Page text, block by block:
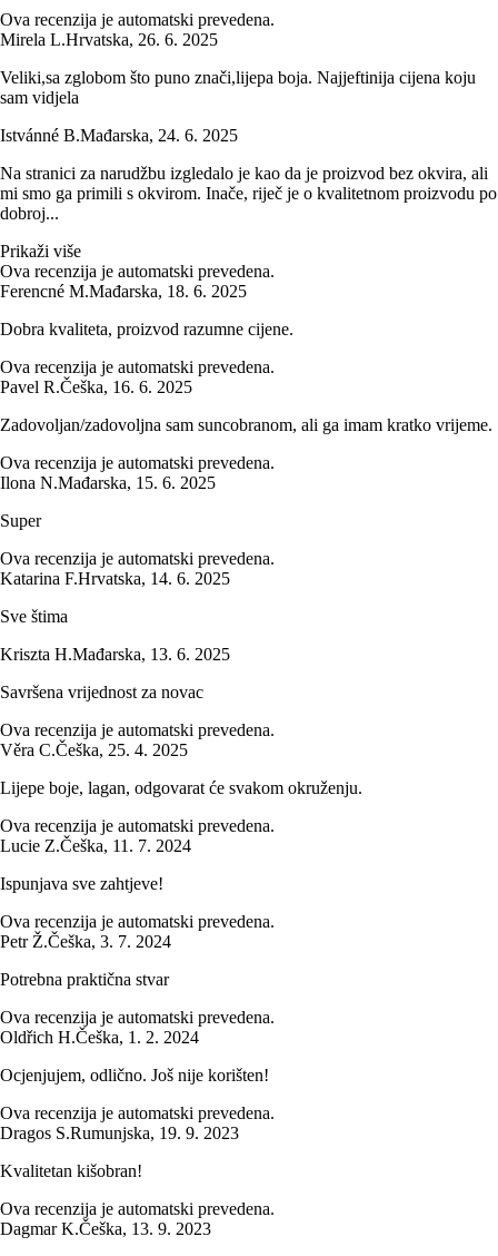
Ova recenzija je automatski prevedena.
Mirela L.Hrvatska, 26. 6. 2025
Veliki,sa zglobom što puno znači,lijepa boja. Najjeftinija cijena koju
sam vidjela
Istvánné B.Mađarska, 24. 6. 2025
Na stranici za narudžbu izgledalo je kao da je proizvod bez okvira, ali
mi smo ga primili s okvirom. Inače, riječ je o kvalitetnom proizvodu po
dobroj...
Prikaži više
Ova recenzija je automatski prevedena.
Ferencné M.Mađarska, 18. 6. 2025
Dobra kvaliteta, proizvod razumne cijene.
Ova recenzija je automatski prevedena.
Pavel R.Češka, 16. 6. 2025
Zadovoljan/zadovoljna sam suncobranom, ali ga imam kratko vrijeme.
Ova recenzija je automatski prevedena.
Ilona N.Mađarska, 15. 6. 2025
Super
Ova recenzija je automatski prevedena.
Katarina F.Hrvatska, 14. 6. 2025
Sve štima
Kriszta H.Mađarska, 13. 6. 2025
Savršena vrijednost za novac
Ova recenzija je automatski prevedena.
Věra C.Češka, 25. 4. 2025
Lijepe boje, lagan, odgovarat će svakom okruženju.
Ova recenzija je automatski prevedena.
Lucie Z.Češka, 11. 7. 2024
Ispunjava sve zahtjeve!
Ova recenzija je automatski prevedena.
Petr Ž.Češka, 3. 7. 2024
Potrebna praktična stvar
Ova recenzija je automatski prevedena.
Oldřich H.Češka, 1. 2. 2024
Ocjenjujem, odlično. Još nije korišten!
Ova recenzija je automatski prevedena.
Dragos S.Rumunjska, 19. 9. 2023
Kvalitetan kišobran!
Ova recenzija je automatski prevedena.
Dagmar K.Češka, 13. 9. 2023